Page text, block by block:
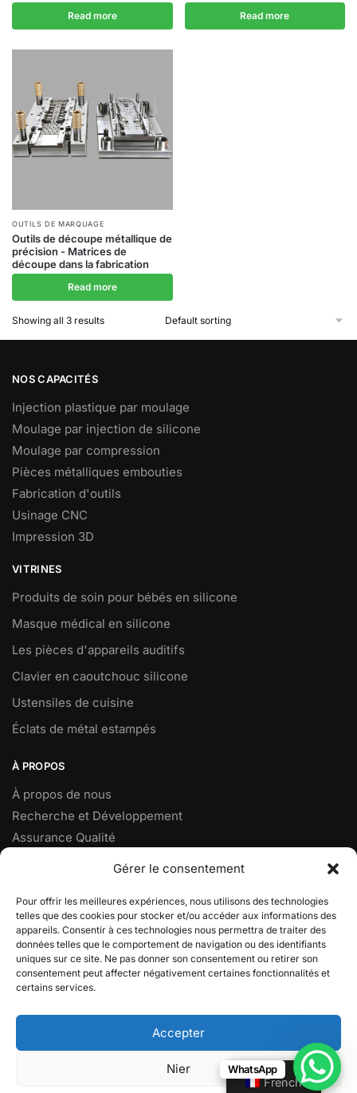
Gérer le consentement
Pour offrir les meilleures expériences, nous utilisons des technologies
telles que des cookies pour stocker et/ou accéder aux informations des
appareils. Consentir à ces technologies nous permettra de traiter des
données telles que le comportement de navigation ou des identifiants
uniques sur ce site. Ne pas donner son consentement ou retirer son
consentement peut affecter négativement certaines fonctionnalités et
certains services.
Accepter
Nier
Read more Read more
OUTILS DE MARQUAGE
Outils de découpe métallique de
précision - Matrices de
découpe dans la fabrication
Read more
Showing all 3 results
NOS CAPACITÉS
Injection plastique par moulage
Moulage par injection de silicone
Moulage par compression
Pièces métalliques embouties
Fabrication d'outils
Usinage CNC
Impression 3D
VITRINES
Produits de soin pour bébés en silicone
Masque médical en silicone
Les pièces d'appareils auditifs
Clavier en caoutchouc silicone
Ustensiles de cuisine
Éclats de métal estampés
À PROPOS
À propos de nous
Recherche et Développement
Assurance Qualité
Mobile : +86 18950153973
Email :sales@yjcpolymer.com
Adresse : NO.28 Rue Xiangyue, Xiang’an, Xiamen, Fujian,
361102, Chine
WhatsApp
French